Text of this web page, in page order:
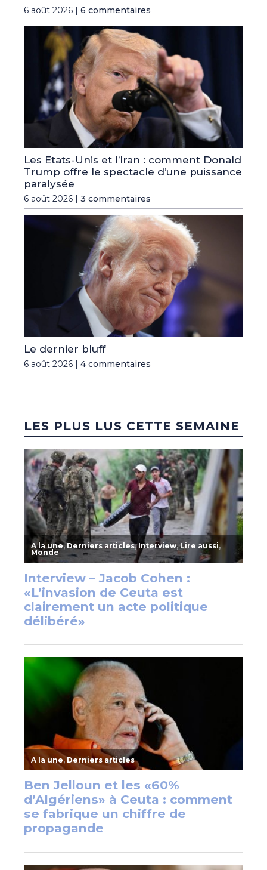
6 août 2026 | 6 commentaires
Les Etats-Unis et l’Iran : comment Donald
Trump offre le spectacle d’une puissance
paralysée
6 août 2026 | 3 commentaires
Le dernier bluff
6 août 2026 | 4 commentaires
LES PLUS LUS CETTE SEMAINE